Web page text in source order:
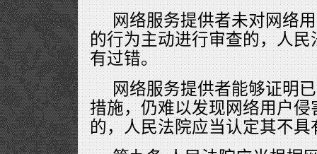
网络服务提供者未对网络
的行为主动进行审查的，人
有过错。
网络服务提供者能够证明
措施，仍难以发现网络用户
的，人民法院应当认定其不具